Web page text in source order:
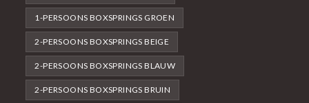
1-PERSOONS BOXSPRINGS GROEN
2-PERSOONS BOXSPRINGS BEIGE
2-PERSOONS BOXSPRINGS BLAUW
2-PERSOONS BOXSPRINGS BRUIN